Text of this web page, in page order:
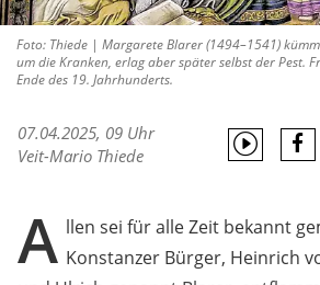
Foto: Thiede | Margarete Blarer (1494–1541)
um die Kranken, erlag aber später selbst der Pest.
Ende des 19. Jahrhunderts.
07.04.2025, 09 Uhr
Veit-Mario Thiede
A llen sei für alle Zeit bekannt
Konstanzer Bürger, Heinrich